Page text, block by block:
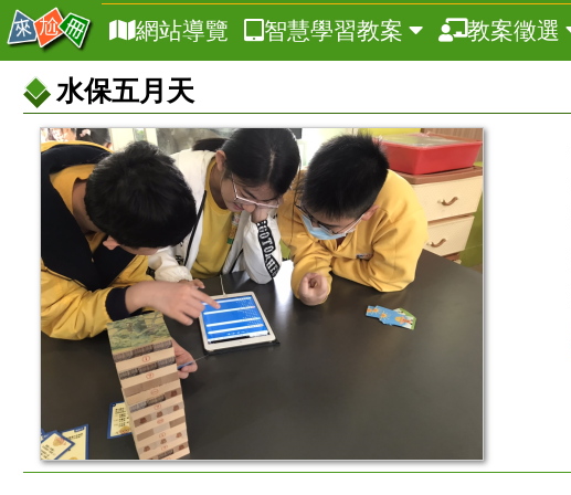
網站導覽 智慧學習教案 教案徵選
水保五月天
教
案
本
資
訊